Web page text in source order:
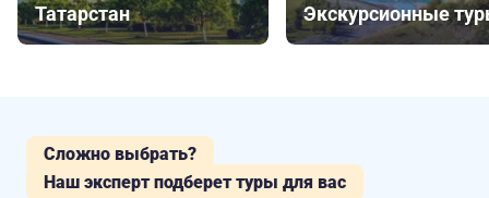
Татарстан Экскурсионные
Сложно выбрать?
Наш эксперт подберет туры для вас